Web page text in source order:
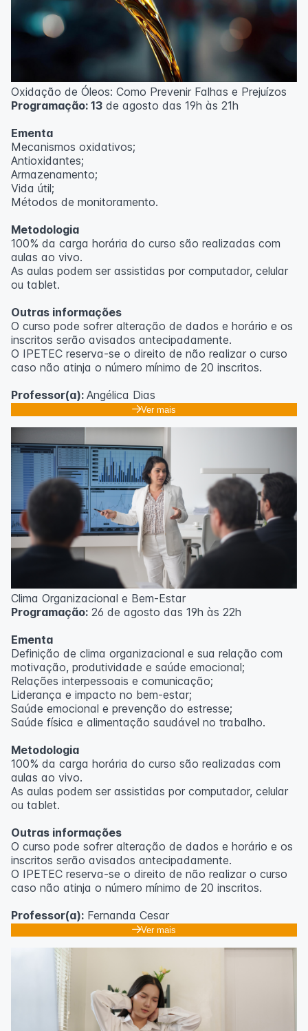
Oxidação de Óleos: Como Prevenir Falhas e Prejuízos
Programação: 13 de agosto das 19h às 21h
Ementa
Mecanismos oxidativos;
Antioxidantes;
Armazenamento;
Vida útil;
Métodos de monitoramento.
Metodologia
100% da carga horária do curso são realizadas com
aulas ao vivo.
As aulas podem ser assistidas por computador, celular
ou tablet.
Outras informações
O curso pode sofrer alteração de dados e horário e os
inscritos serão avisados ​​antecipadamente.
O IPETEC reserva-se o direito de não realizar o curso
caso não atinja o número mínimo de 20 inscritos.
Professor(a): Angélica Dias
Ver mais
Clima Organizacional e Bem-Estar
Programação: 26 de agosto das 19h às 22h
Ementa
Definição de clima organizacional e sua relação com
motivação, produtividade e saúde emocional;
Relações interpessoais e comunicação;
Liderança e impacto no bem-estar;
Saúde emocional e prevenção do estresse;
Saúde física e alimentação saudável no trabalho.
Metodologia
100% da carga horária do curso são realizadas com
aulas ao vivo.
As aulas podem ser assistidas por computador, celular
ou tablet.
Outras informações
O curso pode sofrer alteração de dados e horário e os
inscritos serão avisados ​​antecipadamente.
O IPETEC reserva-se o direito de não realizar o curso
caso não atinja o número mínimo de 20 inscritos.
Professor(a): Fernanda Cesar
Ver mais